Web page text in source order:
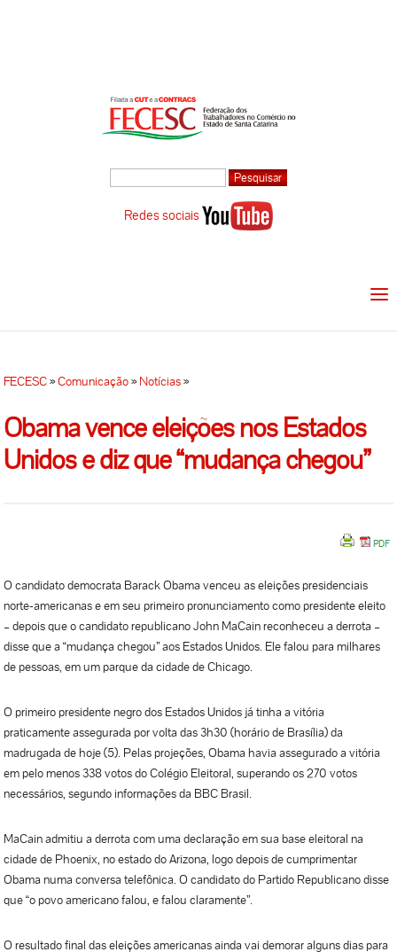
Redes sociais
FECESC»Comunicação»Notícias»
Obama vence eleições nos Estados
Unidos e diz que “mudança chegou”
O candidato democrata Barack Obama venceu as eleições presidenciais
norte-americanas e em seu primeiro pronunciamento como presidente eleito
– depois que o candidato republicano John MaCain reconheceu a derrota –
disse que a “mudança chegou” aos Estados Unidos. Ele falou para milhares
de pessoas, em um parque da cidade de Chicago.
O primeiro presidente negro dos Estados Unidos já tinha a vitória
praticamente assegurada por volta das 3h30 (horário de Brasília) da
madrugada de hoje (5). Pelas projeções, Obama havia assegurado a vitória
em pelo menos 338 votos do Colégio Eleitoral, superando os 270 votos
necessários, segundo informações da BBC Brasil.
MaCain admitiu a derrota com uma declaração em sua base eleitoral na
cidade de Phoenix, no estado do Arizona, logo depois de cumprimentar
Obama numa conversa telefônica. O candidato do Partido Republicano disse
que “o povo americano falou, e falou claramente”.
O resultado final das eleições americanas ainda vai demorar alguns dias para